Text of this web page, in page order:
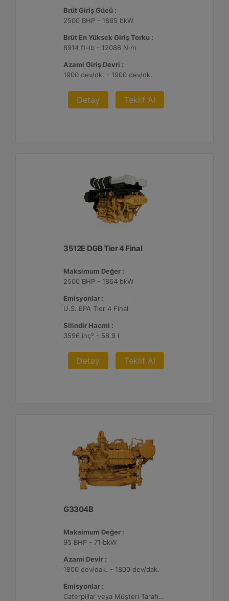
Brüt Giriş Gücü :
2500 BHP - 1865 bkW
Brüt En Yüksek Giriş Torku :
8914 ft-lb - 12086 N·m
Azami Giriş Devri :
1900 dev/dk. - 1900 dev/dk.
Detay Teklif Al
3512E DGB Tier 4 Final
Maksimum Değer :
2500 BHP - 1864 bkW
Emisyonlar :
U.S. EPA Tier 4 Final
Silindir Hacmi :
3596 inç³ - 58.9 l
Detay Teklif Al
G3304B
Maksimum Değer :
95 BHP - 71 bkW
Azami Devir :
1800 dev/dak. - 1800 dev/dak.
Emisyonlar :
Caterpillar veya Müşteri Tarafından Sağlanan AFRC ve Müşteri Tarafından Sağlanan Atık Arıtma ile NSPS Saha Uyumluluğuna Sahiptir, 0,5 ve 1,0 g/bhp-sa. NOx